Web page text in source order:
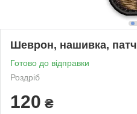
Шеврон, нашивка,
Готово до відправки
Роздріб
120 ₴